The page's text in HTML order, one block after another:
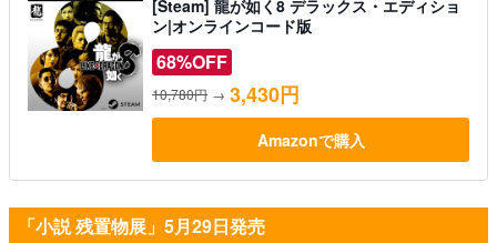
[Steam] 龍が如く8 デラックス・エディショ
ン|オンラインコード版
68%OFF
10,780円 → 3,430円
Amazonで購入
「小説 残置物展」5月29日発売